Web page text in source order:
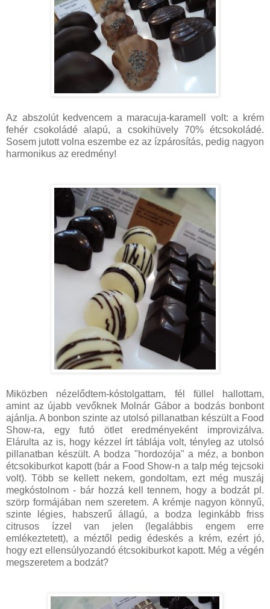
Az abszolút kedvencem a maracuja-karamell volt: a krém
fehér csokoládé alapú, a csokihüvely 70% étcsokoládé.
Sosem jutott volna eszembe ez az ízpárosítás, pedig nagyon
harmonikus az eredmény!
Miközben nézelődtem-kóstolgattam, fél füllel hallottam,
amint az újabb vevőknek Molnár Gábor a bodzás bonbont
ajánlja. A bonbon szinte az utolsó pillanatban készült a Food
Show-ra, egy futó ötlet eredményeként improvizálva.
Elárulta az is, hogy kézzel írt táblája volt, tényleg az utolsó
pillanatban készült. A bodza "hordozója" a méz, a bonbon
étcsokiburkot kapott (bár a Food Show-n a talp még tejcsoki
volt). Több se kellett nekem, gondoltam, ezt még muszáj
megkóstolnom - bár hozzá kell tennem, hogy a bodzát pl.
szörp formájában nem szeretem. A krémje nagyon könnyű,
szinte légies, habszerű állagú, a bodza leginkább friss
citrusos ízzel van jelen (legalábbis engem erre
emlékeztetett), a méztől pedig édeskés a krém, ezért jó,
hogy ezt ellensúlyozandó étcsokiburkot kapott. Még a végén
megszeretem a bodzát?